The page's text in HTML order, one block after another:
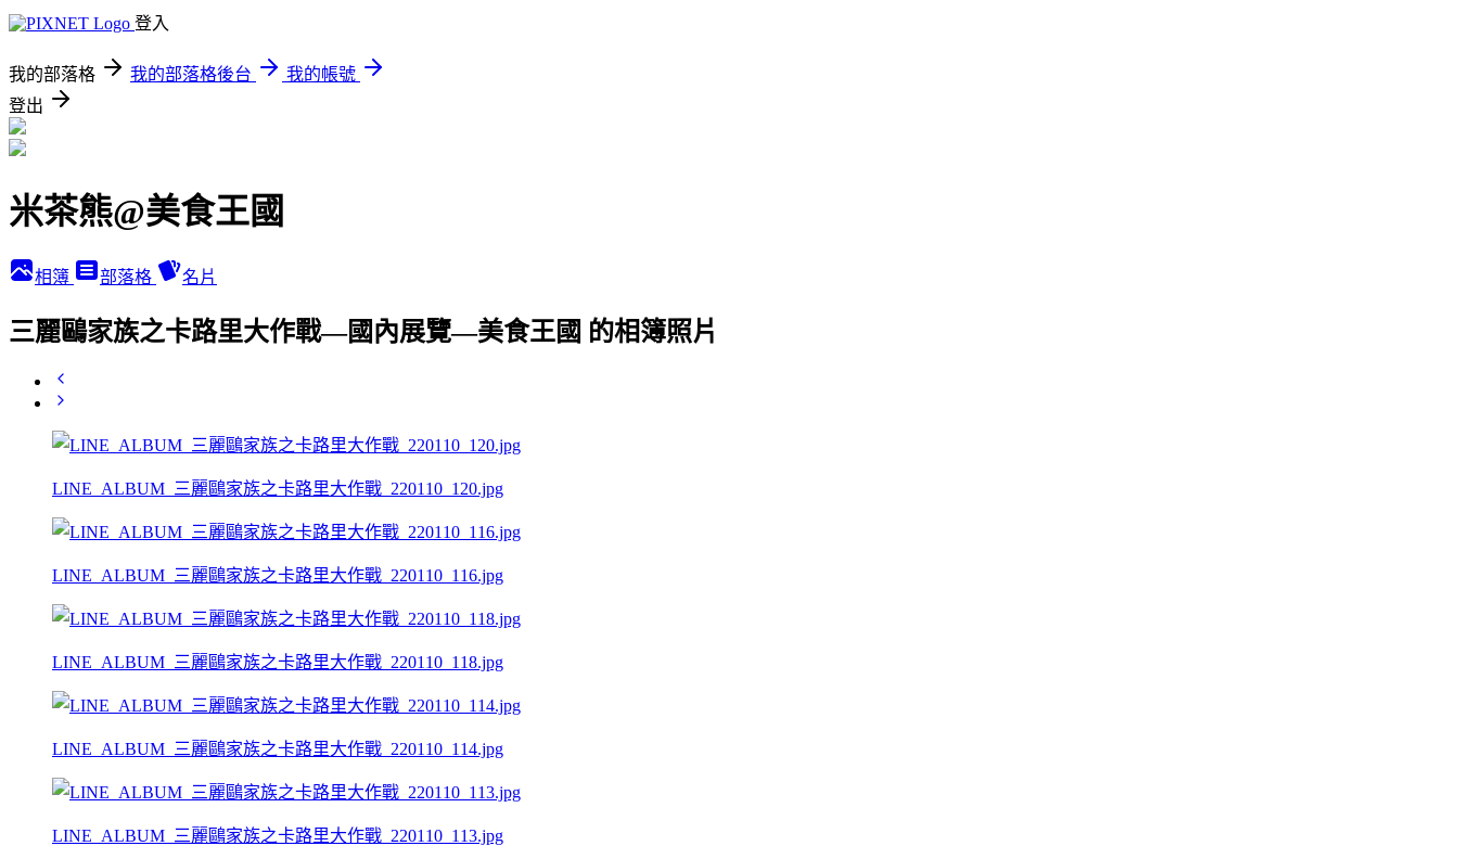
登入
我的部落格 我的部落格後台
我的帳號
登出
米茶熊@美食王國
相簿 部落格 名片
三麗鷗家族之卡路里大作戰—國內展覽—美食王國 的相簿照片
LINE_ALBUM_三麗鷗家族之卡路里大作戰_220110_120.jpg
LINE_ALBUM_三麗鷗家族之卡路里大作戰_220110_116.jpg
LINE_ALBUM_三麗鷗家族之卡路里大作戰_220110_118.jpg
LINE_ALBUM_三麗鷗家族之卡路里大作戰_220110_114.jpg
LINE_ALBUM_三麗鷗家族之卡路里大作戰_220110_113.jpg